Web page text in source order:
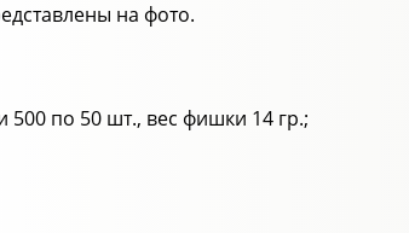
на фото.
по 50 шт., вес фишки 14 гр.;